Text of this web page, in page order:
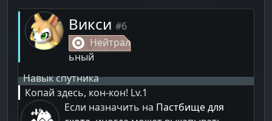
Викси #6
Нейтрал
ьный
Навык спутника
Копай здесь, кон-кон! Lv.1
Если назначить на Пастбище для